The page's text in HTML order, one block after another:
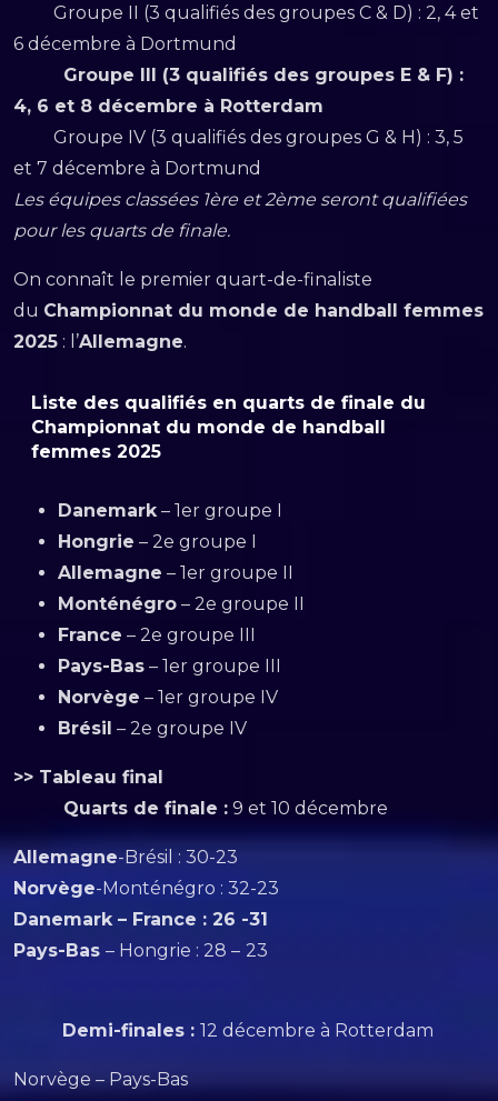
Groupe II (3 qualifiés des groupes C & D) : 2, 4 et
6 décembre à Dortmund
Groupe III (3 qualifiés des groupes E & F) :
4, 6 et 8 décembre à Rotterdam
Groupe IV (3 qualifiés des groupes G & H) : 3, 5
et 7 décembre à Dortmund
Les équipes classées 1ère et 2ème seront qualifiées
pour les quarts de finale.
On connaît le premier quart-de-finaliste
du Championnat du monde de handball femmes
2025 : l’Allemagne.
Liste des qualifiés en quarts de finale du
Championnat du monde de handball
femmes 2025
Danemark– 1er groupe I
Hongrie – 2e groupe I
Allemagne – 1er groupe II
Monténégro – 2e groupe II
France – 2e groupe III
Pays-Bas – 1er groupe III
Norvège – 1er groupe IV
Brésil – 2e groupe IV
>> Tableau final
Quarts de finale : 9 et 10 décembre
Allemagne-Brésil : 30-23
Norvège-Monténégro : 32-23
Danemark – France : 26 -31
Pays-Bas – Hongrie : 28 – 23
Demi-finales : 12 décembre à Rotterdam
Norvège – Pays-Bas